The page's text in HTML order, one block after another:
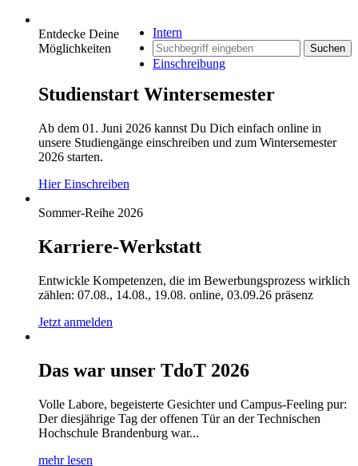
Intern
Suchen
Einschreibung
Entdecke Deine
Möglichkeiten
Studienstart Wintersemester
Ab dem 01. Juni 2026 kannst Du Dich einfach online in
unsere Studiengänge einschreiben und zum Wintersemester
2026 starten.
Hier Einschreiben
Sommer-Reihe 2026
Karriere-Werkstatt
Entwickle Kompetenzen, die im Bewerbungsprozess wirklich
zählen: 07.08., 14.08., 19.08. online, 03.09.26 präsenz
Jetzt anmelden
Das war unser TdoT 2026
Volle Labore, begeisterte Gesichter und Campus-Feeling pur:
Der diesjährige Tag der offenen Tür an der Technischen
Hochschule Brandenburg war...
mehr lesen